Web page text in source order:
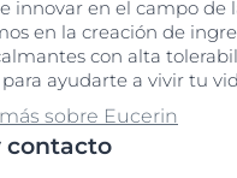
innovar en el campo de
en la creación de
con alta
ayudarte a vivir tu
sobre Eucerin
contacto